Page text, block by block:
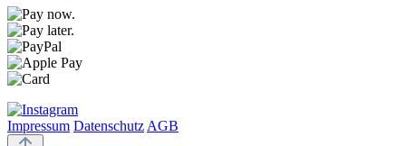
Impressum Datenschutz AGB